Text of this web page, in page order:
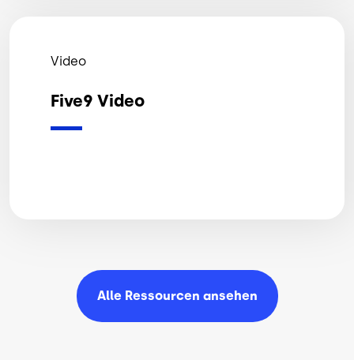
Video
Five9 Video
Alle Ressourcen ansehen